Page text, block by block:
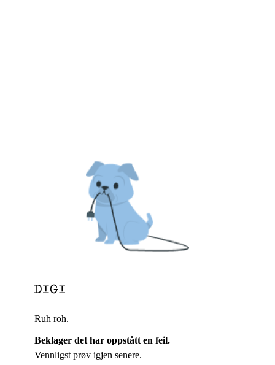
Ruh roh.
Beklager det har oppstått en feil.
Vennligst prøv igjen senere.